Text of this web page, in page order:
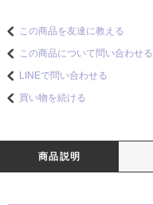
この商品を友達に教える
この商品について問い合わせる
LINEで問い合わせる
買い物を続ける
商品説明